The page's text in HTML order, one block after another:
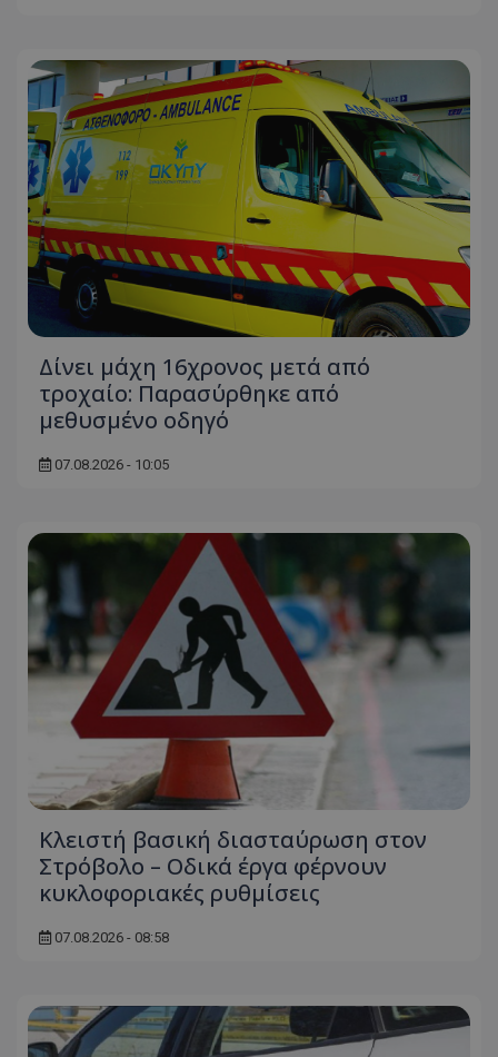
Δίνει μάχη 16χρονος μετά από
τροχαίο: Παρασύρθηκε από
μεθυσμένο οδηγό
07.08.2026 - 10:05
Κλειστή βασική διασταύρωση στον
Στρόβολο – Οδικά έργα φέρνουν
κυκλοφοριακές ρυθμίσεις
07.08.2026 - 08:58